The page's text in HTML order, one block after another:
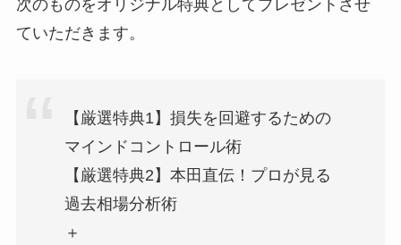
次のものをオリジナル特典としてプレゼントさせ
ていただきます。
【厳選特典1】損失を回避するための
マインドコントロール術
【厳選特典2】本田直伝！プロが見る
過去相場分析術
＋